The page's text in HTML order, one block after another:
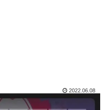
2022.06.08